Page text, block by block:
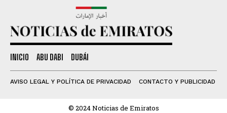
INICIO ABU DABI DUBÁI
AVISO LEGAL Y POLÍTICA DE PRIVACIDAD CONTACTO Y PUBLICIDAD
© 2024 Noticias de Emiratos